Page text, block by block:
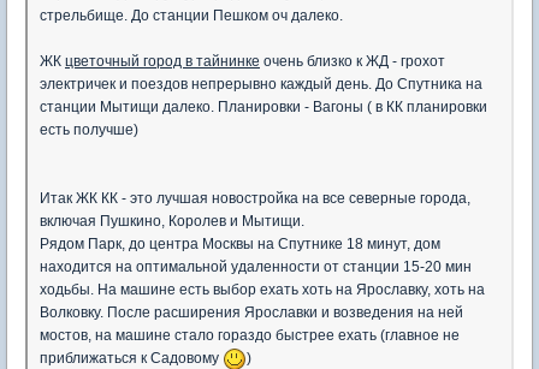
стрельбище. До станции Пешком оч далеко.
ЖК цветочный город в тайнинке очень близко к ЖД - грохот
электричек и поездов непрерывно каждый день. До Спутника на
станции Мытищи далеко. Планировки - Вагоны ( в КК планировки
есть получше)
Итак ЖК КК - это лучшая новостройка на все северные города,
включая Пушкино, Королев и Мытищи.
Рядом Парк, до центра Москвы на Спутнике 18 минут, дом
находится на оптимальной удаленности от станции 15-20 мин
ходьбы. На машине есть выбор ехать хоть на Ярославку, хоть на
Волковку. После расширения Ярославки и возведения на ней
мостов, на машине стало гораздо быстрее ехать (главное не
приближаться к Садовому
)